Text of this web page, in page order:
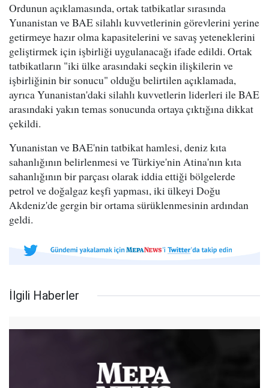
Ordunun açıklamasında, ortak tatbikatlar sırasında
Yunanistan ve BAE silahlı kuvvetlerinin görevlerini yerine
getirmeye hazır olma kapasitelerini ve savaş yeteneklerini
geliştirmek için işbirliği uygulanacağı ifade edildi. Ortak
tatbikatların "iki ülke arasındaki seçkin ilişkilerin ve
işbirliğinin bir sonucu" olduğu belirtilen açıklamada,
ayrıca Yunanistan'daki silahlı kuvvetlerin liderleri ile BAE
arasındaki yakın temas sonucunda ortaya çıktığına dikkat
çekildi.
Yunanistan ve BAE'nin tatbikat hamlesi, deniz kıta
sahanlığının belirlenmesi ve Türkiye'nin Atina'nın kıta
sahanlığının bir parçası olarak iddia ettiği bölgelerde
petrol ve doğalgaz keşfi yapması, iki ülkeyi Doğu
Akdeniz'de gergin bir ortama sürüklenmesinin ardından
geldi.
İlgili Haberler